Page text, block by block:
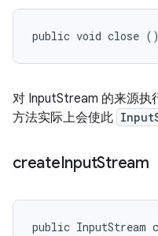
public void close ()
对 InputStream 的来源执
方法实际上会使此
createInputStream
public InputStream